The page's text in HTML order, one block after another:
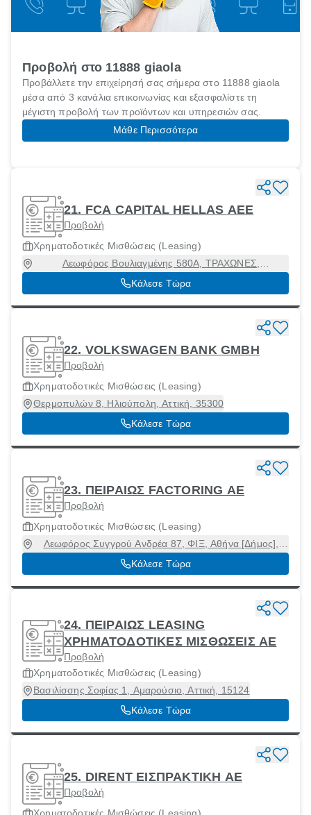
Προβολή στο 11888 giaola
Προβάλλετε την επιχείρησή σας σήμερα στο 11888 giaola
μέσα από 3 κανάλια επικοινωνίας και εξασφαλίστε τη
μέγιστη προβολή των προϊόντων και υπηρεσιών σας.
Μάθε Περισσότερα
21. FCA CAPITAL HELLAS ΑΕΕ
Προβολή
Χρηματοδοτικές Μισθώσεις (Leasing)
Λεωφόρος Βουλιαγμένης 580Α, ΤΡΑΧΩΝΕΣ,
Αργυρούπολη, Αττική, 16452
Κάλεσε Τώρα
22. VOLKSWAGEN BANK GMBH
Προβολή
Χρηματοδοτικές Μισθώσεις (Leasing)
Θερμοπυλών 8, Ηλιούπολη, Αττική, 35300
Κάλεσε Τώρα
23. ΠΕΙΡΑΙΩΣ FACTORING ΑΕ
Προβολή
Χρηματοδοτικές Μισθώσεις (Leasing)
Λεωφόρος Συγγρού Ανδρέα 87, ΦΙΞ, Αθήνα [Δήμος],
Αττική, 11745
Κάλεσε Τώρα
24. ΠΕΙΡΑΙΩΣ LEASING
ΧΡΗΜΑΤΟΔΟΤΙΚΕΣ ΜΙΣΘΩΣΕΙΣ ΑΕ
Προβολή
Χρηματοδοτικές Μισθώσεις (Leasing)
Βασιλίσσης Σοφίας 1, Αμαρούσιο, Αττική, 15124
Κάλεσε Τώρα
25. DIRENT ΕΙΣΠΡΑΚΤΙΚΗ ΑΕ
Προβολή